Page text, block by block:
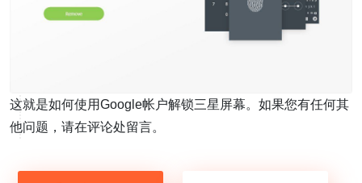
这就是如何使用Google帐户解锁三星屏幕。如果您有任何其
他问题，请在评论处留言。